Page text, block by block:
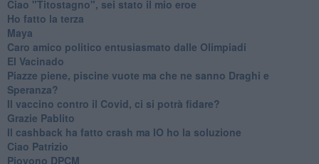
Ciao "Titostagno", sei stato il mio eroe
Ho fatto la terza
Maya
Caro amico politico entusiasmato dalle Olimpiadi
El Vacinado
Piazze piene, piscine vuote ma che ne sanno Draghi e
Speranza?
​Il vaccino contro il Covid, ci si potrà fidare?
Grazie Pablito
Il cashback ha fatto crash ma IO ho la soluzione
Ciao Patrizio
Piovono DPCM